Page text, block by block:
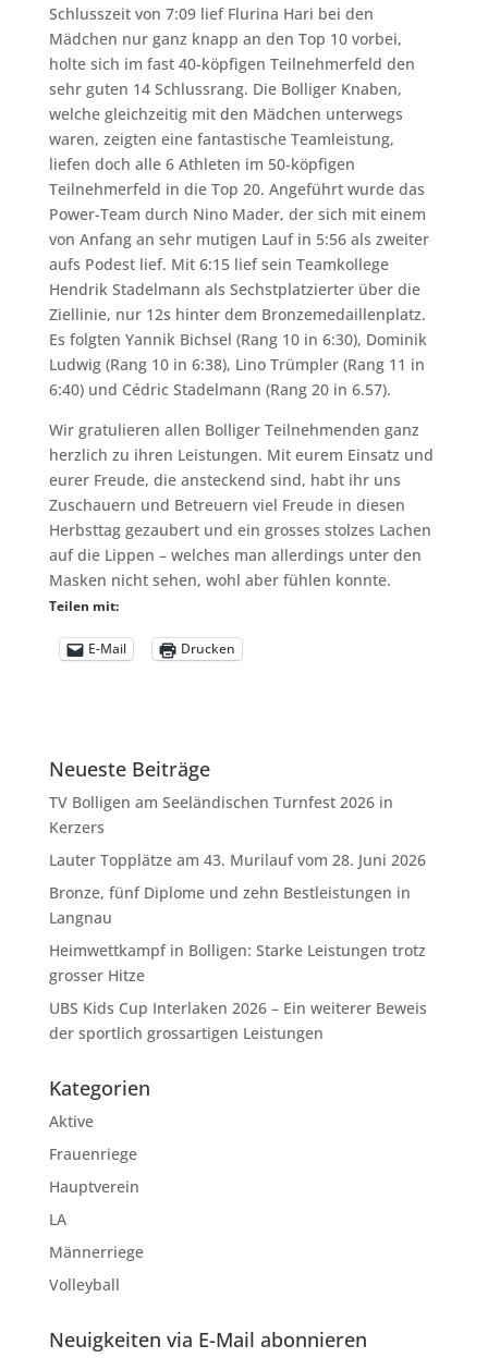
Schlusszeit von 7:09 lief Flurina Hari bei den
Mädchen nur ganz knapp an den Top 10 vorbei,
holte sich im fast 40-köpfigen Teilnehmerfeld den
sehr guten 14 Schlussrang. Die Bolliger Knaben,
welche gleichzeitig mit den Mädchen unterwegs
waren, zeigten eine fantastische Teamleistung,
liefen doch alle 6 Athleten im 50-köpfigen
Teilnehmerfeld in die Top 20. Angeführt wurde das
Power-Team durch Nino Mader, der sich mit einem
von Anfang an sehr mutigen Lauf in 5:56 als zweiter
aufs Podest lief. Mit 6:15 lief sein Teamkollege
Hendrik Stadelmann als Sechstplatzierter über die
Ziellinie, nur 12s hinter dem Bronzemedaillenplatz.
Es folgten Yannik Bichsel (Rang 10 in 6:30), Dominik
Ludwig (Rang 10 in 6:38), Lino Trümpler (Rang 11 in
6:40) und Cédric Stadelmann (Rang 20 in 6.57).
Wir gratulieren allen Bolliger Teilnehmenden ganz
herzlich zu ihren Leistungen. Mit eurem Einsatz und
eurer Freude, die ansteckend sind, habt ihr uns
Zuschauern und Betreuern viel Freude in diesen
Herbsttag gezaubert und ein grosses stolzes Lachen
auf die Lippen – welches man allerdings unter den
Masken nicht sehen, wohl aber fühlen konnte.
Teilen mit:
E-Mail Drucken
Neueste Beiträge
TV Bolligen am Seeländischen Turnfest 2026 in
Kerzers
Lauter Topplätze am 43. Murilauf vom 28. Juni 2026
Bronze, fünf Diplome und zehn Bestleistungen in
Langnau
Heimwettkampf in Bolligen: Starke Leistungen trotz
grosser Hitze
UBS Kids Cup Interlaken 2026 – Ein weiterer Beweis
der sportlich grossartigen Leistungen
Kategorien
Aktive
Frauenriege
Hauptverein
LA
Männerriege
Volleyball
Neuigkeiten via E-Mail abonnieren